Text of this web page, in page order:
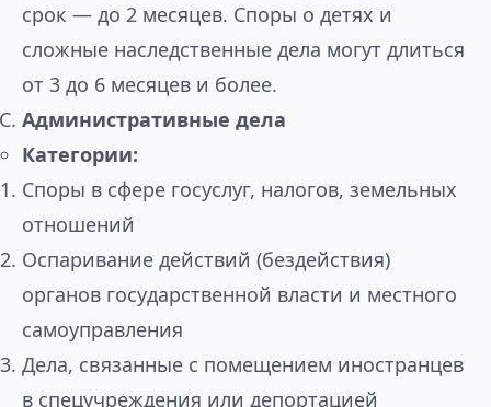
срок — до 2 месяцев. Споры о детях и
сложные наследственные дела могут длиться
от 3 до 6 месяцев и более.
Административные дела
Категории:
Споры в сфере госуслуг, налогов, земельных
отношений
Оспаривание действий (бездействия)
органов государственной власти и местного
самоуправления
Дела, связанные с помещением иностранцев
в спецучреждения или депортацией